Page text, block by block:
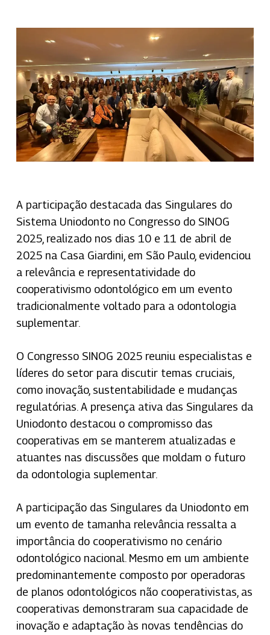
A participação destacada das Singulares do
Sistema Uniodonto no Congresso do SINOG
2025, realizado nos dias 10 e 11 de abril de
2025 na Casa Giardini, em São Paulo, evidenciou
a relevância e representatividade do
cooperativismo odontológico em um evento
tradicionalmente voltado para a odontologia
suplementar.
O Congresso SINOG 2025 reuniu especialistas e
líderes do setor para discutir temas cruciais,
como inovação, sustentabilidade e mudanças
regulatórias. A presença ativa das Singulares da
Uniodonto destacou o compromisso das
cooperativas em se manterem atualizadas e
atuantes nas discussões que moldam o futuro
da odontologia suplementar.
A participação das Singulares da Uniodonto em
um evento de tamanha relevância ressalta a
importância do cooperativismo no cenário
odontológico nacional. Mesmo em um ambiente
predominantemente composto por operadoras
de planos odontológicos não cooperativistas, as
cooperativas demonstraram sua capacidade de
inovação e adaptação às novas tendências do